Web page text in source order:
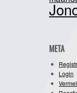
META
Login